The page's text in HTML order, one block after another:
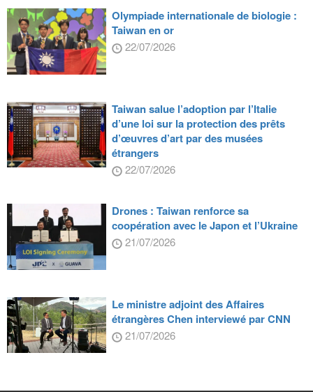
Olympiade internationale de biologie :
Taiwan en or
22/07/2026
Taiwan salue l’adoption par l’Italie
d’une loi sur la protection des prêts
d’œuvres d’art par des musées
étrangers
22/07/2026
Drones : Taiwan renforce sa
coopération avec le Japon et l’Ukraine
21/07/2026
Le ministre adjoint des Affaires
étrangères Chen interviewé par CNN
21/07/2026